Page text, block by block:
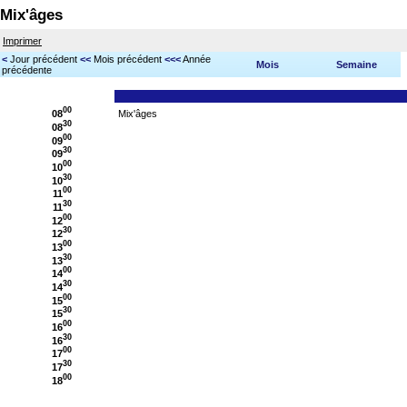
Mix'âges
Imprimer
< Jour précédent << Mois précédent <<<Année
précédente
Mois Semaine
0800
0830
0900
0930
1000
1030
1100
1130
1200
1230
1300
1330
1400
1430
1500
1530
1600
1630
1700
1730
1800
Mix'âges